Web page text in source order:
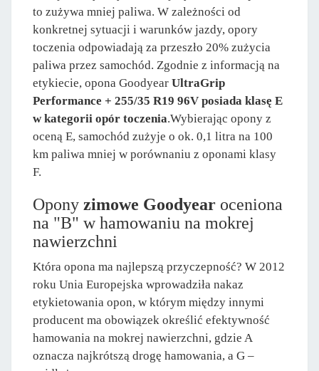
to zużywa mniej paliwa. W zależności od
konkretnej sytuacji i warunków jazdy, opory
toczenia odpowiadają za przeszło 20% zużycia
paliwa przez samochód. Zgodnie z informacją na
etykiecie, opona Goodyear UltraGrip
Performance + 255/35 R19 96V posiada klasę E
w kategorii opór toczenia.Wybierając opony z
oceną E, samochód zużyje o ok. 0,1 litra na 100
km paliwa mniej w porównaniu z oponami klasy
F.
Opony zimowe Goodyear oceniona
na "B" w hamowaniu na mokrej
nawierzchni
Która opona ma najlepszą przyczepność? W 2012
roku Unia Europejska wprowadziła nakaz
etykietowania opon, w którym między innymi
producent ma obowiązek określić efektywność
hamowania na mokrej nawierzchni, gdzie A
oznacza najkrótszą drogę hamowania, a G –